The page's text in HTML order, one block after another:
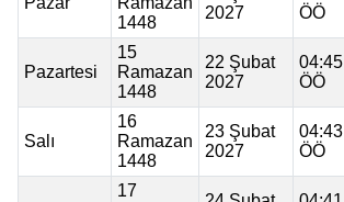
1448
2027
ÖÖ
Pazartesi
15
Ramazan
1448
22 Şubat
2027
04:45
ÖÖ
Salı
16
Ramazan
1448
23 Şubat
2027
04:43
ÖÖ
17